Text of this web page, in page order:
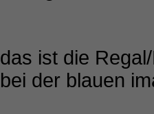
das ist die
bei der blauen